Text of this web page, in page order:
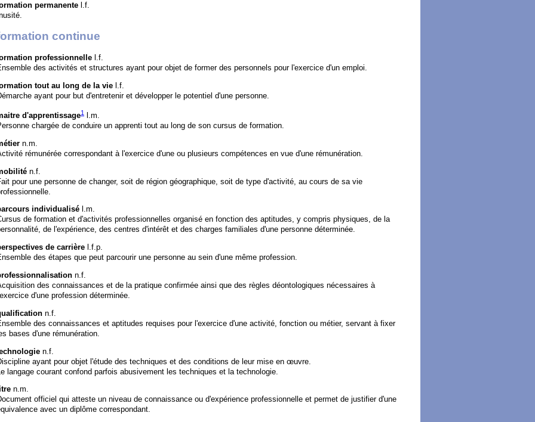
permanente l.f.
continue
professionnelle l.f.
des activités et structures ayant pour objet de former des personnels pour l'exercice d'un emploi.
tout au long de la vie l.f.
ayant pour but d'entretenir et développer le potentiel d'une personne.
d'apprentissage1
l.m.
chargée de conduire un apprenti tout au long de son cursus de formation.
n.m.
rémunérée correspondant à l'exercice d'une ou plusieurs compétences en vue d'une rémunération.
n.f.
pour une personne de changer, soit de région géographique, soit de type d'activité, au cours de sa vie
individualisé l.m.
de formation et d'activités professionnelles organisé en fonction des aptitudes, y compris physiques, de la
de l'expérience, des centres d'intérêt et des charges familiales d'une personne déterminée.
de carrière l.f.p.
des étapes que peut parcourir une personne au sein d'une même profession.
n.f.
des connaissances et de la pratique confirmée ainsi que des règles déontologiques nécessaires à
d'une profession déterminée.
n.f.
des connaissances et aptitudes requises pour l'exercice d'une activité, fonction ou métier, servant à fixer
bases d'une rémunération.
n.f.
ayant pour objet l'étude des techniques et des conditions de leur mise en œuvre.
langage courant confond parfois abusivement les techniques et la technologie.
n.m.
officiel qui atteste un niveau de connaissance ou d'expérience professionnelle et permet de justifier d'une
avec un diplôme correspondant.